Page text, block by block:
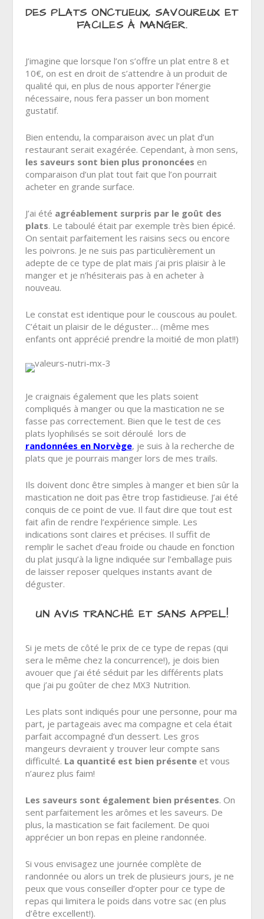
DES PLATS ONCTUEUX, SAVOUREUX ET
FACILES À MANGER.
J’imagine que lorsque l’on s’offre un plat entre 8 et
10€, on est en droit de s’attendre à un produit de
qualité qui, en plus de nous apporter l’énergie
nécessaire, nous fera passer un bon moment
gustatif.
Bien entendu, la comparaison avec un plat d’un
restaurant serait exagérée. Cependant, à mon sens,
les saveurs sont bien plus prononcées en
comparaison d’un plat tout fait que l’on pourrait
acheter en grande surface.
J’ai été agréablement surpris par le goût des
plats. Le taboulé était par exemple très bien épicé.
On sentait parfaitement les raisins secs ou encore
les poivrons. Je ne suis pas particulièrement un
adepte de ce type de plat mais j’ai pris plaisir à le
manger et je n’hésiterais pas à en acheter à
nouveau.
Le constat est identique pour le couscous au poulet.
C’était un plaisir de le déguster… (même mes
enfants ont apprécié prendre la moitié de mon plat!!)
Je craignais également que les plats soient
compliqués à manger ou que la mastication ne se
fasse pas correctement. Bien que le test de ces
plats lyophilisés se soit déroulé lors de
randonnées en Norvège, je suis à la recherche de
plats que je pourrais manger lors de mes trails.
Ils doivent donc être simples à manger et bien sûr la
mastication ne doit pas être trop fastidieuse. J’ai été
conquis de ce point de vue. Il faut dire que tout est
fait afin de rendre l’expérience simple. Les
indications sont claires et précises. Il suffit de
remplir le sachet d’eau froide ou chaude en fonction
du plat jusqu’à la ligne indiquée sur l’emballage puis
de laisser reposer quelques instants avant de
déguster.
UN AVIS TRANCHÉ ET SANS APPEL!
Si je mets de côté le prix de ce type de repas (qui
sera le même chez la concurrence!), je dois bien
avouer que j’ai été séduit par les différents plats
que j’ai pu goûter de chez MX3 Nutrition.
Les plats sont indiqués pour une personne, pour ma
part, je partageais avec ma compagne et cela était
parfait accompagné d’un dessert. Les gros
mangeurs devraient y trouver leur compte sans
difficulté. La quantité est bien présenteet vous
n’aurez plus faim!
Les saveurs sont également bien présentes. On
sent parfaitement les arômes et les saveurs. De
plus, la mastication se fait facilement. De quoi
apprécier un bon repas en pleine randonnée.
Si vous envisagez une journée complète de
randonnée ou alors un trek de plusieurs jours, je ne
peux que vous conseiller d’opter pour ce type de
repas qui limitera le poids dans votre sac (en plus
d’être excellent!).